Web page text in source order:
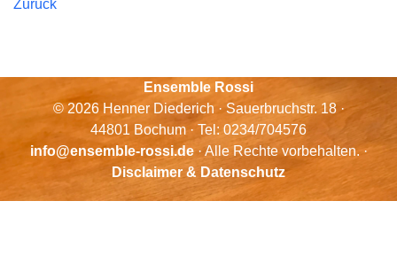
Zurück
Ensemble Rossi
© 2026 Henner Diederich · Sauerbruchstr. 18 ·
44801 Bochum · Tel: 0234/704576
info@ensemble-rossi.de· Alle Rechte vorbehalten. ·
Disclaimer & Datenschutz